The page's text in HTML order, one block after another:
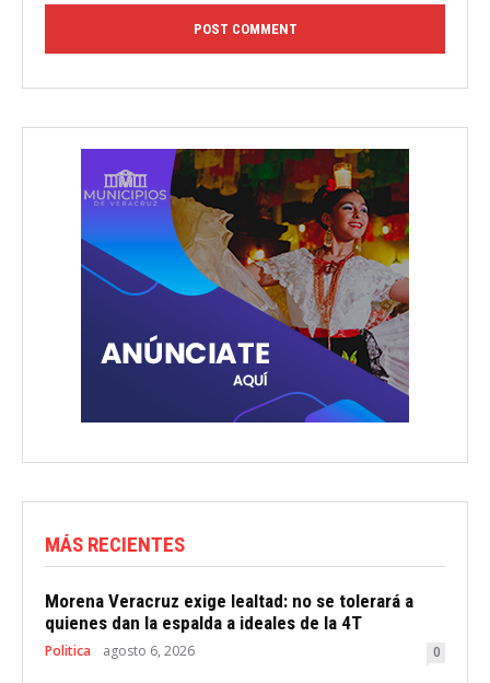
MÁS RECIENTES
Morena Veracruz exige lealtad: no se tolerará a
quienes dan la espalda a ideales de la 4T
Politica agosto 6, 2026 0